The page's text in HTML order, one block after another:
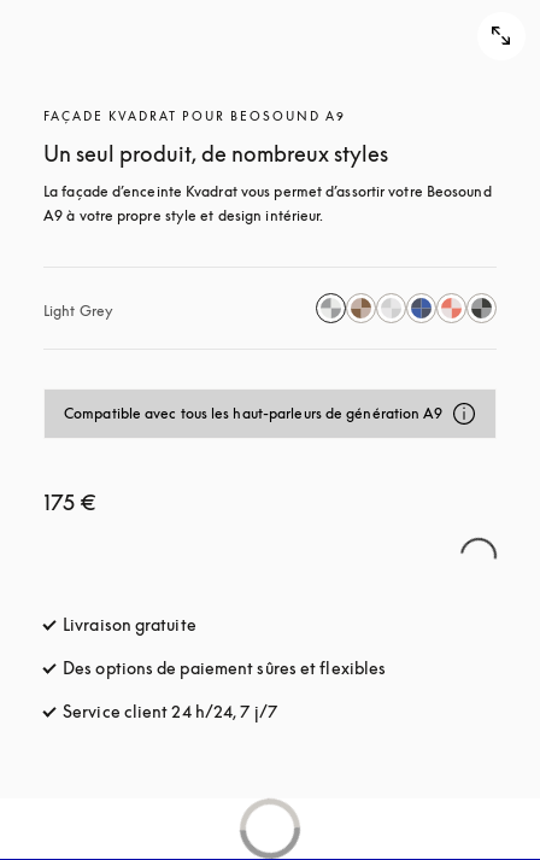
FAÇADE KVADRAT POUR BEOSOUND A9
Un seul produit, de nombreux styles
La façade d’enceinte Kvadrat vous permet d’assortir votre Beosound
A9 à votre propre style et design intérieur.
Light Grey
Compatible avec tous les haut-parleurs de génération A9
175 €
Livraison gratuite
Des options de paiement sûres et flexibles
Service client 24 h/24, 7 j/7s’ouvre dans un nouvel onglet